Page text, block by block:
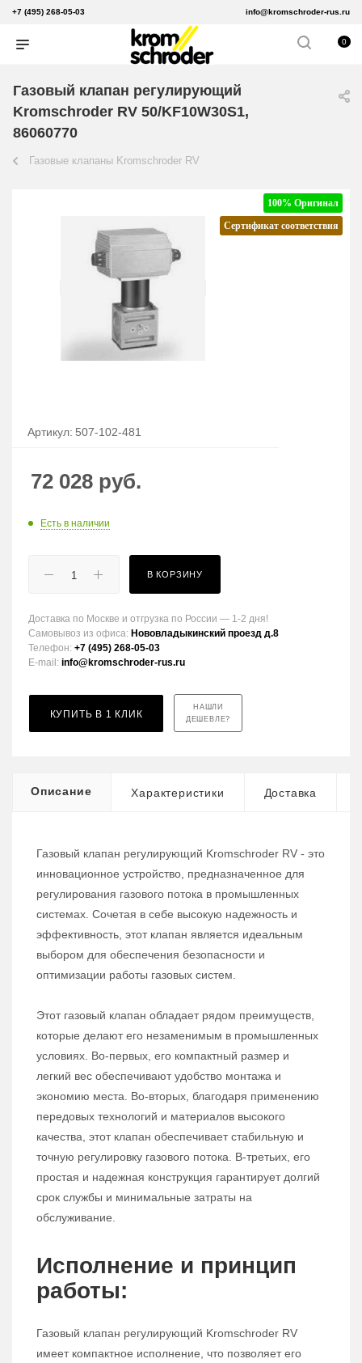
+7 (495) 268-05-03 info@kromschroder-rus.ru
0
Газовый клапан регулирующий
Kromschroder RV 50/KF10W30S1,
86060770
Газовые клапаны Kromschroder RV
100% Оригинал
Сертификат соответствия
Артикул: 507-102-481
72 028 руб.
Есть в наличии
В КОРЗИНУ
Доставка по Москве и отгрузка по России — 1-2 дня!
Самовывоз из офиса: Нововладыкинский проезд д.8
Телефон: +7 (495) 268-05-03
E-mail: info@kromschroder-rus.ru
КУПИТЬ В 1 КЛИК
НАШЛИ
ДЕШЕВЛЕ?
Описание Характеристики Доставка
Газовый клапан регулирующий Kromschroder RV - это
инновационное устройство, предназначенное для
регулирования газового потока в промышленных
системах. Сочетая в себе высокую надежность и
эффективность, этот клапан является идеальным
выбором для обеспечения безопасности и
оптимизации работы газовых систем.
Этот газовый клапан обладает рядом преимуществ,
которые делают его незаменимым в промышленных
условиях. Во-первых, его компактный размер и
легкий вес обеспечивают удобство монтажа и
экономию места. Во-вторых, благодаря применению
передовых технологий и материалов высокого
качества, этот клапан обеспечивает стабильную и
точную регулировку газового потока. В-третьих, его
простая и надежная конструкция гарантирует долгий
срок службы и минимальные затраты на
обслуживание.
Исполнение и принцип
работы:
Газовый клапан регулирующий Kromschroder RV
имеет компактное исполнение, что позволяет его